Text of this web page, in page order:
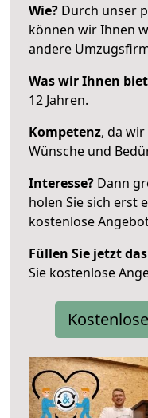
Wie? Durch unser
können wir Ihnen
andere
Was wir Ihnen
12 Jahren.
Kompetenz, da
Wünsche und
Interesse? Dann
holen Sie sich erst
kostenlose
Füllen Sie jetzt
Sie kostenlose